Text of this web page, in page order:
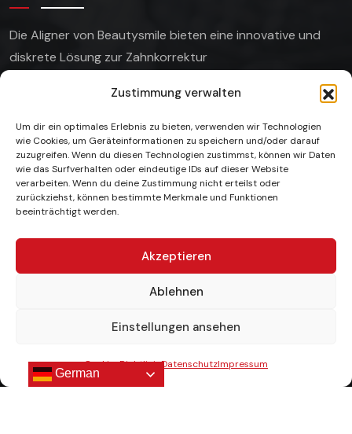
Zustimmung verwalten
Um dir ein optimales Erlebnis zu bieten, verwenden wir Technologien
wie Cookies, um Geräteinformationen zu speichern und/oder darauf
zuzugreifen. Wenn du diesen Technologien zustimmst, können wir Daten
wie das Surfverhalten oder eindeutige IDs auf dieser Website
verarbeiten. Wenn du deine Zustimmung nicht erteilst oder
zurückziehst, können bestimmte Merkmale und Funktionen
beeinträchtigt werden.
Akzeptieren
Ablehnen
Einstellungen ansehen
Cookie-RichtlinieDatenschutzImpressum
Die Aligner von Beautysmile bieten eine innovative und
diskrete Lösung zur Zahnkorrektur
Unsere Gallerie
Copyright © 2026 by Beautysmile. All Rights Reserved.
Impressum|Datenschutz
German